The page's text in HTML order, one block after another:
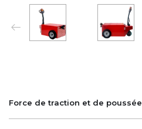
Force de traction et de poussée